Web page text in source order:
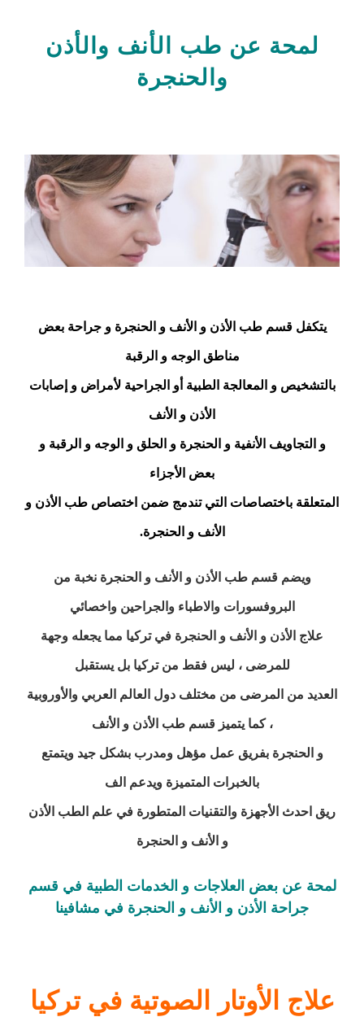
لمحة عن طب الأنف والأذن
والحنجرة
يتكفل قسم طب الأذن و الأنف و الحنجرة و جراحة بعض
مناطق الوجه و الرقبة
بالتشخيص و المعالجة الطبية أو الجراحية لأمراض و إصابات
الأذن و الأنف
و التجاويف الأنفية و الحنجرة و الحلق و الوجه و الرقبة و
بعض الأجزاء
المتعلقة باختصاصات التي تندمج ضمن اختصاص طب الأذن و
الأنف و الحنجرة.
ويضم قسم طب الأذن و الأنف و الحنجرة نخبة من
البروفسورات والاطباء والجراحين واخصائي
علاج الأذن و الأنف و الحنجرة فيتركيا مما يجعله وجهة
للمرضى ، ليس فقط من تركيا بل يستقبل
العديد من المرضى من مختلف دول العالم العربي والأوروبية
، كما يتميز قسم طب الأذن و الأنف
و الحنجرة بفريق عمل مؤهل ومدرب بشكل جيد ويتمتع
بالخبرات المتميزة ويدعم الف
ريق احدث الأجهزة والتقنيات المتطورة في علم الطب الأذن
و الأنف و الحنجرة
لمحة عن بعض العلاجات و الخدمات الطبية في قسم
جراحة الأذن و الأنف و الحنجرة في مشافينا
علاج الأوتار الصوتية في تركيا